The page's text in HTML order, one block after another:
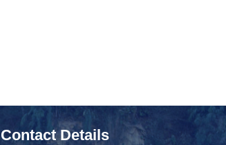
Contact Details